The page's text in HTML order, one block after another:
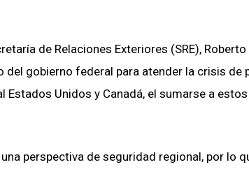
de Relaciones Exteriores (SRE),
gobierno federal para atender la crisis de
Unidos y Canadá, el sumarse a
perspectiva de seguridad regional, por lo